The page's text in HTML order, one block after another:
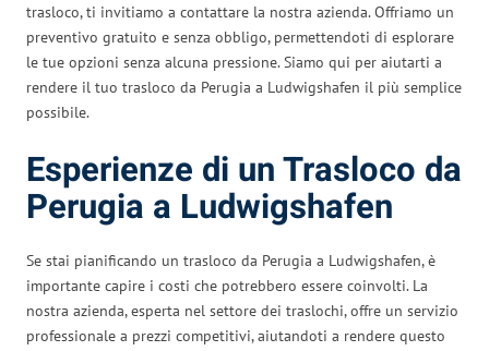
trasloco, ti invitiamo a contattare la nostra azienda. Offriamo un
preventivo gratuito e senza obbligo, permettendoti di esplorare
le tue opzioni senza alcuna pressione. Siamo qui per aiutarti a
rendere il tuo trasloco da Perugia a Ludwigshafen il più semplice
possibile.
Esperienze di un Trasloco da
Perugia a Ludwigshafen
Se stai pianificando un trasloco da Perugia a Ludwigshafen, è
importante capire i costi che potrebbero essere coinvolti. La
nostra azienda, esperta nel settore dei traslochi, offre un servizio
professionale a prezzi competitivi, aiutandoti a rendere questo